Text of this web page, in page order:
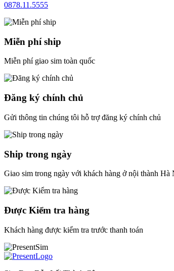
0878.11.5555
Miễn phí ship
Miễn phí giao sim toàn quốc
Đăng ký chính chủ
Gửi thông tin chúng tôi hỗ trợ đăng ký chính chủ
Ship trong ngày
Giao sim trong ngày với khách hàng ở nội thành
Được Kiểm tra hàng
Khách hàng được kiểm tra trước thanh toán